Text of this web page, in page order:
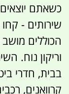
כשאתם
שירותים -
הכוללים
וריקון נוח.
בבית, חדרי
קרוואנים,